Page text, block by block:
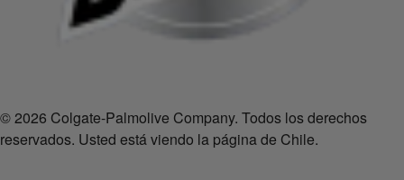
© 2026 Colgate-Palmolive Company. Todos los derechos
reservados. Usted está viendo la página de Chile.